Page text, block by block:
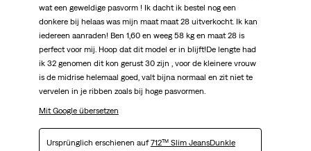
wat een geweldige pasvorm ! Ik dacht ik bestel nog een
donkere bij helaas was mijn maat maat 28 uitverkocht. Ik kan
iedereen aanraden! Ben 1,60 en weeg 58 kg en maat 28 is
perfect voor mij. Hoop dat dit model er in blijft!De lengte had
ik 32 genomen dit kon gerust 30 zijn , voor de kleinere vrouw
is de midrise helemaal goed, valt bijna normaal en zit niet te
vervelen in je ribben zoals bij hoge pasvormen.
Mit Google übersetzen
Ursprünglich erschienen auf712™ Slim JeansDunkle